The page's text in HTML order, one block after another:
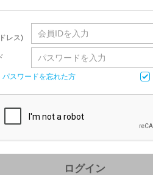
レス)
パスワードを忘れた方
ログイン